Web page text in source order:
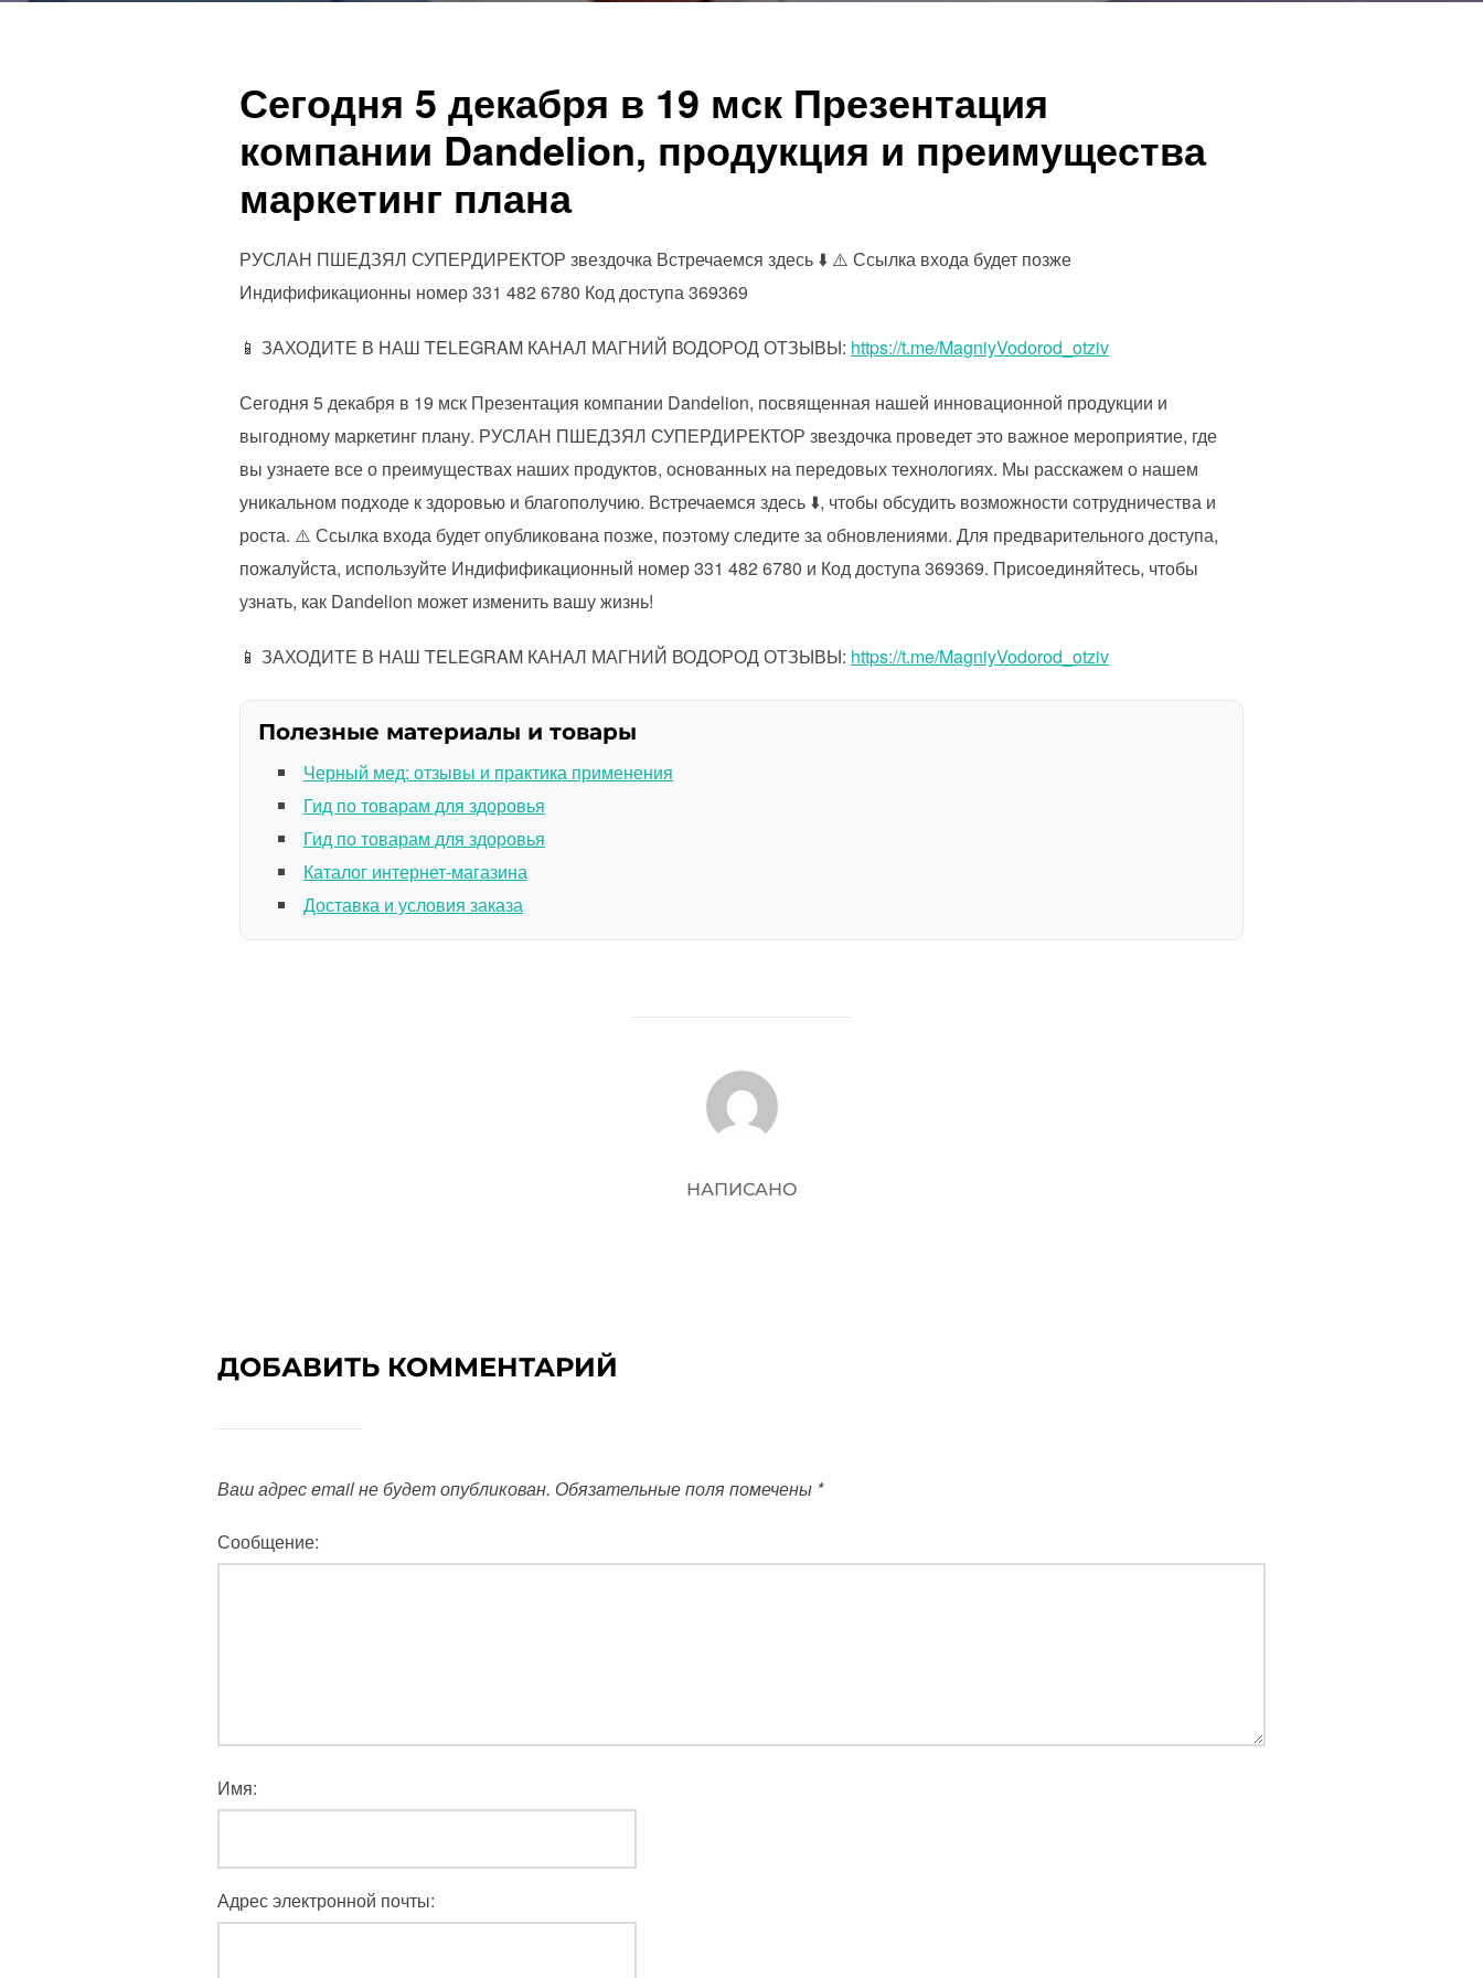
Сегодня 5 декабря в 19 мск Презентация
компании Dandelion, продукция и преимущества
маркетинг плана
РУСЛАН ПШЕДЗЯЛ СУПЕРДИРЕКТОР звездочка Встречаемся здесь ⬇️ ⚠️ Ссылка входа будет позже
Индифификационны номер 331 482 6780 Код доступа 369369
📱 ЗАХОДИТЕ В НАШ TELEGRAM КАНАЛ МАГНИЙ ВОДОРОД ОТЗЫВЫ: https://t.me/MagniyVodorod_otziv
Сегодня 5 декабря в 19 мск Презентация компании Dandelion, посвященная нашей инновационной продукции и
выгодному маркетинг плану. РУСЛАН ПШЕДЗЯЛ СУПЕРДИРЕКТОР звездочка проведет это важное мероприятие, где
вы узнаете все о преимуществах наших продуктов, основанных на передовых технологиях. Мы расскажем о нашем
уникальном подходе к здоровью и благополучию. Встречаемся здесь ⬇️, чтобы обсудить возможности сотрудничества и
роста. ⚠️ Ссылка входа будет опубликована позже, поэтому следите за обновлениями. Для предварительного доступа,
пожалуйста, используйте Индифификационный номер 331 482 6780 и Код доступа 369369. Присоединяйтесь, чтобы
узнать, как Dandelion может изменить вашу жизнь!
📱 ЗАХОДИТЕ В НАШ TELEGRAM КАНАЛ МАГНИЙ ВОДОРОД ОТЗЫВЫ: https://t.me/MagniyVodorod_otziv
Полезные материалы и товары
Черный мед: отзывы и практика применения
Гид по товарам для здоровья
Гид по товарам для здоровья
Каталог интернет-магазина
Доставка и условия заказа
АВТОР ЗАПИСИ
НАПИСАНО
ДОБАВИТЬ КОММЕНТАРИЙ
Ваш адрес email не будет опубликован. Обязательные поля помечены *
Сообщение:
Имя:
Адрес электронной почты: